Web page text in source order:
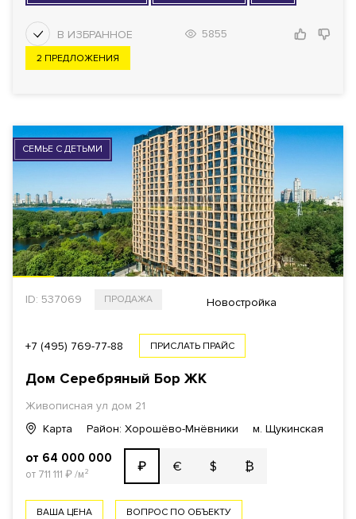
5855
2 ПРЕДЛОЖЕНИЯ
СЕМЬЕ С ДЕТЬМИ
ID: 537069 ПРОДАЖА Новостройка
+7 (495) 769-77-88 ПРИСЛАТЬ ПРАЙС
Дом Серебряный Бор ЖК
Живописная ул дом 21
Карта
Район: Хорошёво-Мнёвники м. Щукинская
от 64 000 000
от 711 111 ₽/м² ₽ € $ ₿
ВАША ЦЕНА ВОПРОС ПО ОБЪЕКТУ